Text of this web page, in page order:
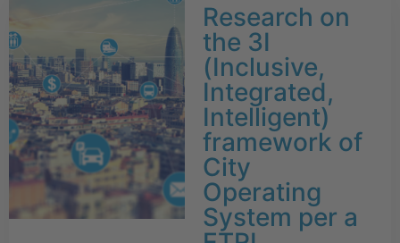
Research on
the 3I
(Inclusive,
Integrated,
Intelligent)
framework of
City
Operating
System per a